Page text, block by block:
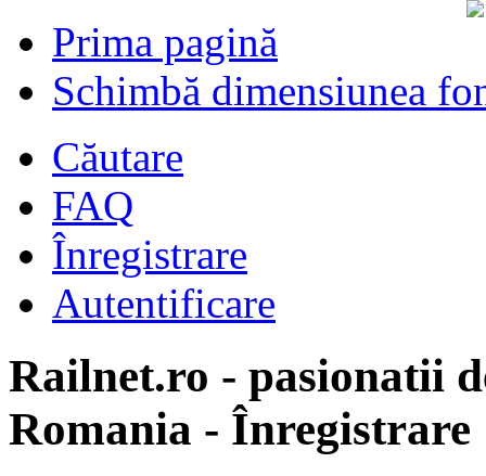
Prima pagină
Schimbă dimensiunea
Căutare
FAQ
Înregistrare
Autentificare
Railnet.ro - pasionatii
Romania - Înregistrare